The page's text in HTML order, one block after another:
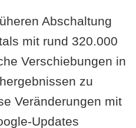
Abschaltung
mit rund 320.000
Verschiebungen in
zu
Veränderungen mit
Updates